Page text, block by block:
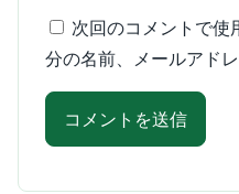
次回のコメントで使
分の名前、メールアド